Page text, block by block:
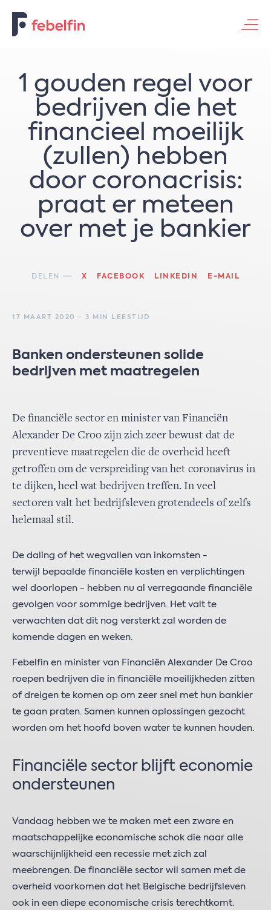
1 gouden regel voor
bedrijven die het
financieel moeilijk
(zullen) hebben
door coronacrisis:
praat er meteen
over met je bankier
DELEN X FACEBOOK LINKEDIN E-MAIL
17 MAART 2020 - 3 MIN LEESTIJD
Banken ondersteunen solide
bedrijven met maatregelen
De financiële sector en minister van Financiën
Alexander De Croo zijn zich zeer bewust dat de
preventieve maatregelen die de overheid heeft
getroffen om de verspreiding van het coronavirus in
te dijken, heel wat bedrijven treffen. In veel
sectoren valt het bedrijfsleven grotendeels of zelfs
helemaal stil.
De daling of het wegvallen van inkomsten -
terwijl bepaalde financiële kosten en verplichtingen
wel doorlopen - hebben nu al verregaande financiële
gevolgen voor sommige bedrijven. Het valt te
verwachten dat dit nog versterkt zal worden de
komende dagen en weken.
Febelfin en minister van Financiën Alexander De Croo
roepen bedrijven die in financiële moeilijkheden zitten
of dreigen te komen op om zeer snel met hun bankier
te gaan praten. Samen kunnen oplossingen gezocht
worden om het hoofd boven water te kunnen houden.
Financiële sector blijft economie
ondersteunen
Vandaag hebben we te maken met een zware en
maatschappelijke economische schok die naar alle
waarschijnlijkheid een recessie met zich zal
meebrengen. De financiële sector wil samen met de
overheid voorkomen dat het Belgische bedrijfsleven
ook in een diepe economische crisis terechtkomt.